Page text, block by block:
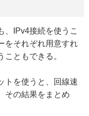
、IPv4接続を使うこ
をそれぞれ用意すれ
ともできる。
トを使うと、回線速
その結果をまとめ